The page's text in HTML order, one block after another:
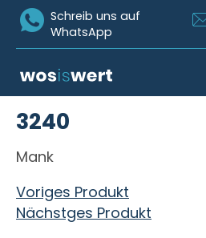
Icon Whatsapp
Schreib uns auf
WhatsApp
3240
Mank
Beitragsnavigation
Voriges Produkt
Nächstges Produkt